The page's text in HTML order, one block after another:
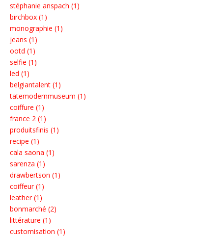
stéphanie anspach (1)
birchbox (1)
monographie (1)
jeans (1)
ootd (1)
selfie (1)
led (1)
belgiantalent (1)
tatemodernmuseum (1)
coiffure (1)
france 2 (1)
produitsfinis (1)
recipe (1)
cala saona (1)
sarenza (1)
drawbertson (1)
coiffeur (1)
leather (1)
bonmarché (2)
littérature (1)
customisation (1)